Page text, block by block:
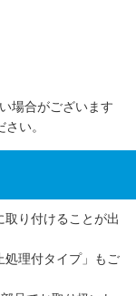
場合がございます
い。
り付けることが出
処理付タイプ」もご